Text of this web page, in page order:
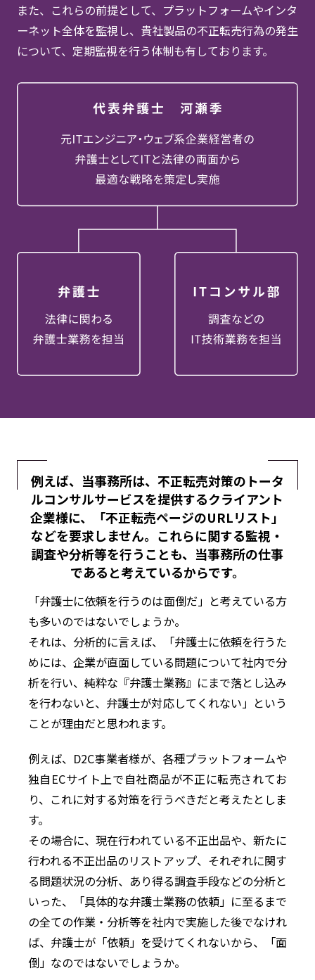
また、これらの前提として、プラットフォームやインタ
ーネット全体を監視し、貴社製品の不正転売行為の発生
について、定期監視を行う体制も有しております。
例えば、当事務所は、不正転売対策のトータ
ルコンサルサービスを提供するクライアント
企業様に、
「不正転売ページのURLリスト」
などを要求しません。 これらに関する監視・
調査や分析等を行うことも、 当事務所の仕事
であると考えているからです。
「弁護士に依頼を行うのは面倒だ」と考えている方
も多いのではないでしょうか。
それは、分析的に言えば、「弁護士に依頼を行うた
めには、企業が直面している問題について社内で分
析を行い、純粋な『弁護士業務』にまで落とし込み
を行わないと、弁護士が対応してくれない」という
ことが理由だと思われます。
例えば、D2C事業者様が、各種プラットフォームや
独自ECサイト上で自社商品が不正に転売されてお
り、これに対する対策を行うべきだと考えたとしま
す。
その場合に、現在行われている不正出品や、新たに
行われる不正出品のリストアップ、それぞれに関す
る問題状況の分析、あり得る調査手段などの分析と
いった、「具体的な弁護士業務の依頼」に至るまで
の全ての作業・分析等を社内で実施した後でなけれ
ば、弁護士が「依頼」を受けてくれないから、「面
倒」なのではないでしょうか。